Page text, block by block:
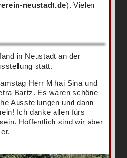
neustadt.de). Vielen
in Neustadt an der
statt.
Herr Mihai Sina und
Bartz. Es waren schöne
Ausstellungen und dann
Ich danke allen fürs
Hoffentlich sind wir aber